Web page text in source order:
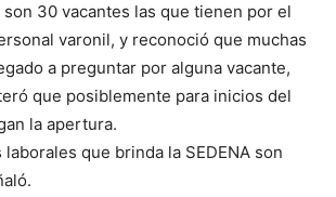
30 vacantes las que tienen por el
varonil, y reconoció que muchas
a preguntar por alguna vacante,
que posiblemente para inicios del
la apertura.
que brinda la SEDENA son